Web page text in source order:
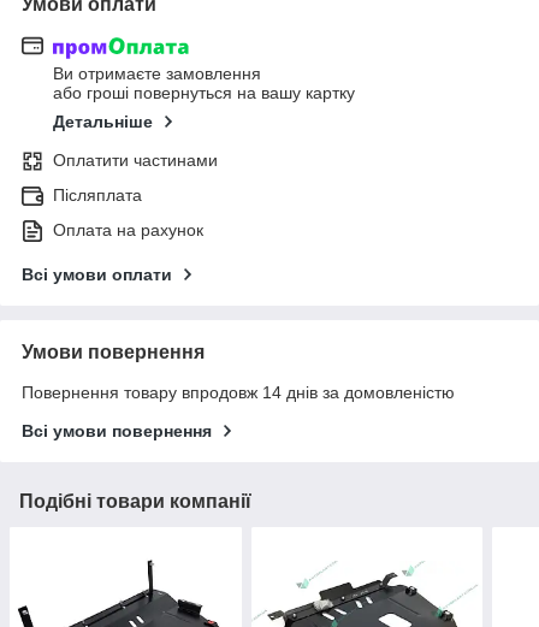
Ви отримаєте замовлення
або гроші повернуться на вашу картку
Детальніше
Оплатити частинами
Післяплата
Оплата на рахунок
Всі умови оплати
Умови повернення
Повернення товару впродовж 14 днів за домовленістю
Всі умови повернення
Подібні товари компанії